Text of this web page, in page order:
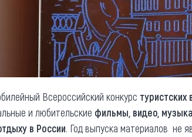
Всероссийский конкурс
и любительские фильмы, видео,
в России. Год выпуска материалов не